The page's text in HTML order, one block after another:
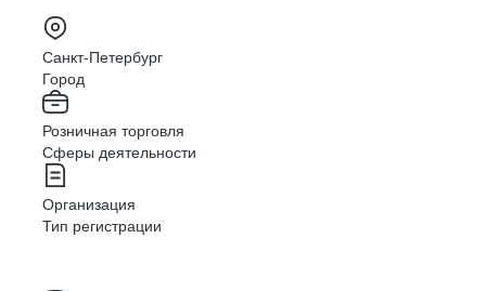
У нас тут все такие.
Приходи, встроишься!
Redis
Elasticsearch
Docker
Git
1000
Санкт-Петербург
Город
Розничная торговля
Сферы деятельности
Организация
Тип регистрации